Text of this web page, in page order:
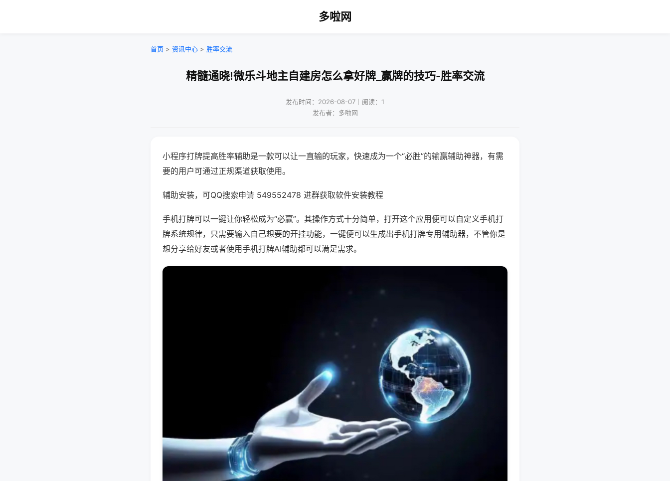
多啦网
首页 > 资讯中心 > 胜率交流
精髓通晓!微乐斗地主自建房怎么拿好牌_赢牌的技巧-胜率交流
发布时间：2026-08-07｜阅读：1
发布者：多啦网
小程序打牌提高胜率辅助是一款可以让一直输的玩家，快速成为一个“必胜”的输赢辅助神器，有需
要的用户可通过正规渠道获取使用。
辅助安装，可QQ搜索申请 549552478 进群获取软件安装教程
手机打牌可以一键让你轻松成为“必赢”。其操作方式十分简单，打开这个应用便可以自定义手机打
牌系统规律，只需要输入自己想要的开挂功能，一键便可以生成出手机打牌专用辅助器，不管你是
想分享给好友或者使用手机打牌AI辅助都可以满足需求。